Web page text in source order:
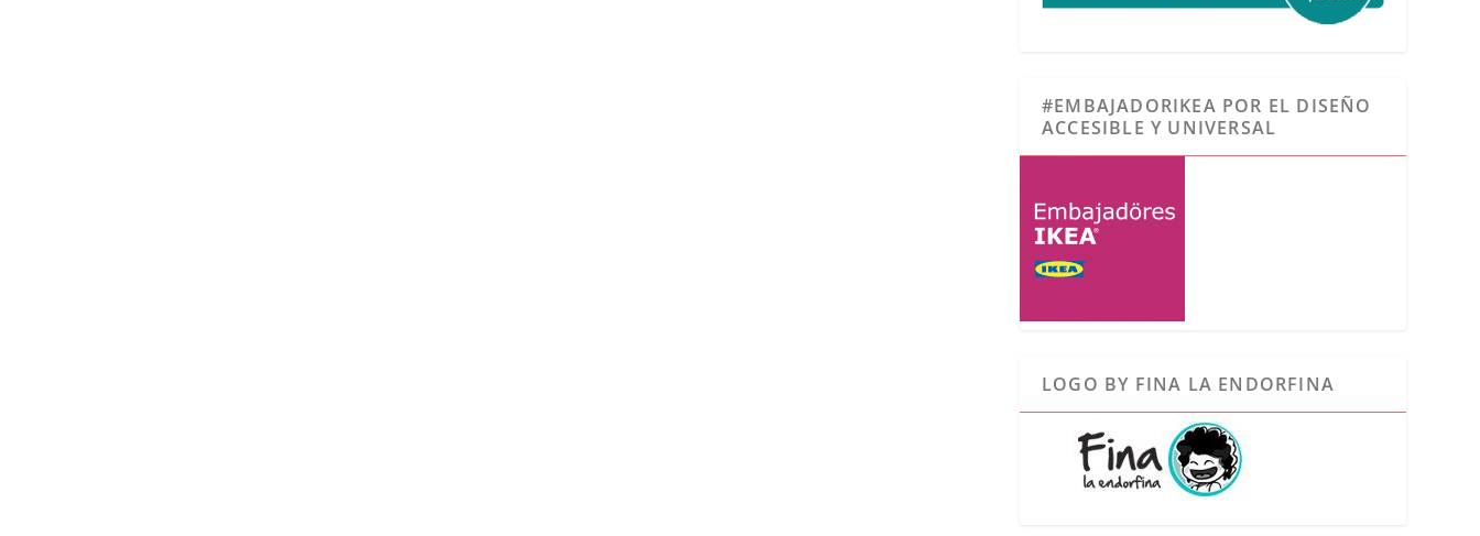
#EMBAJADORIKEA POR EL DISEÑO
ACCESIBLE Y UNIVERSAL
LOGO BY FINA LA ENDORFINA